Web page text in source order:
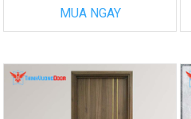
MUA NGAY